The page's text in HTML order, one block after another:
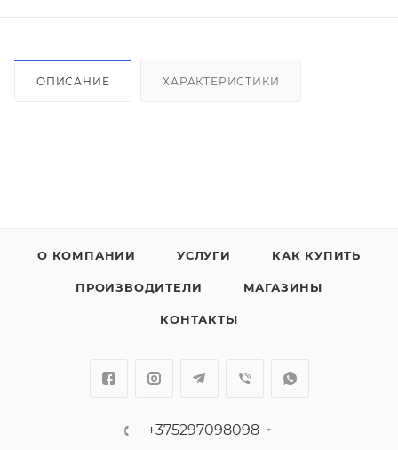
ОПИСАНИЕ ХАРАКТЕРИСТИКИ
О КОМПАНИИ УСЛУГИ КАК КУПИТЬ
ПРОИЗВОДИТЕЛИ МАГАЗИНЫ
КОНТАКТЫ
+375297098098